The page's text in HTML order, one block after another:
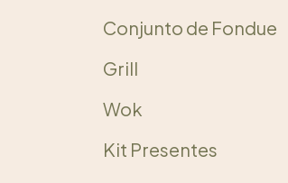
Conjunto de Fondue
Grill
Wok
Kit Presentes